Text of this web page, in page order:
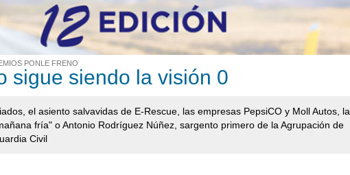
PONLE FRENO
sigue siendo la visión 0
el asiento salvavidas de E-Rescue, las empresas PepsiCO y Moll Autos, la
fría" o Antonio Rodríguez Núñez, sargento primero de la Agrupación de
Civil